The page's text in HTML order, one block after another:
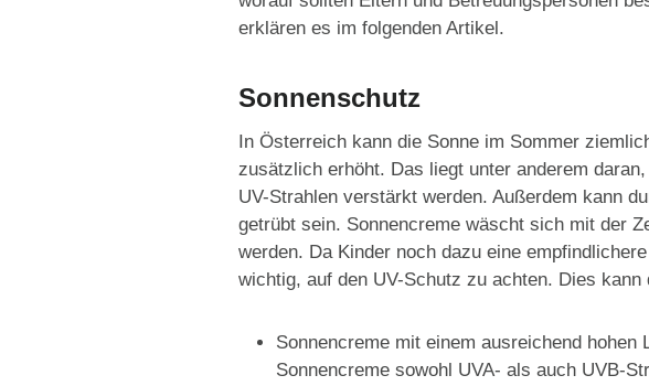
erklären es im folgenden Artikel.
Sonnenschutz
In Österreich kann die Sonne im Sommer
zusätzlich erhöht. Das liegt unter anderem
UV-Strahlen verstärkt werden. Außerdem kann
getrübt sein. Sonnencreme wäscht sich mit der
werden. Da Kinder noch dazu eine
wichtig, auf den UV-Schutz zu achten. Dies
Sonnencreme mit einem ausreichend
Sonnencreme sowohl UVA- als auch UVB-